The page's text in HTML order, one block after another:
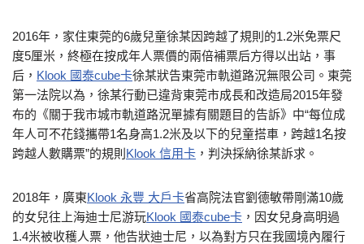
2016年，家住東莞的6歲兒童徐某因跨越了規則的1.2米免票尺
度5厘米，終極在按成年人票價的兩倍補票后方得以出站，事
后， Klook 國泰cube卡徐某狀告東莞市軌道路況無限公司。東莞
第一法院以為，徐某行動已違背東莞市成長和改造局2015年發
布的《關于我市城市軌道路況單據有關題目的告訴》中“每位成
年人可不花錢攜帶1名身高1.2米及以下的兒童搭車，跨越1名按
跨越人數購票”的規則 Klook 信用卡 ，判決採納徐某訴求。
2018年，廣東Klook 永豐 大戶卡省高院法官劉德敏帶剛滿10歲
的女兒往上海迪士尼游玩Klook 國泰cube卡 ，因女兒身高明過
1.4米被收穫人票，他告狀迪士尼，以為對方只在我國境內履行